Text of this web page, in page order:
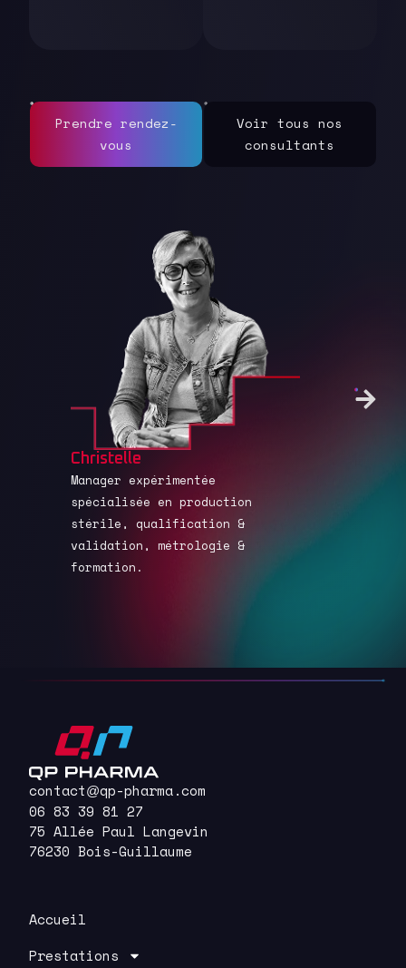
Prendre rendez-
vous
Voir tous nos
consultants
Christelle
Manager expérimentée
spécialisée en production
stérile, qualification &
validation, métrologie &
formation.
Read More
contact@qp-pharma.com
06 83 39 81 27
75 Allée Paul Langevin
76230 Bois-Guillaume
Accueil
Prestations